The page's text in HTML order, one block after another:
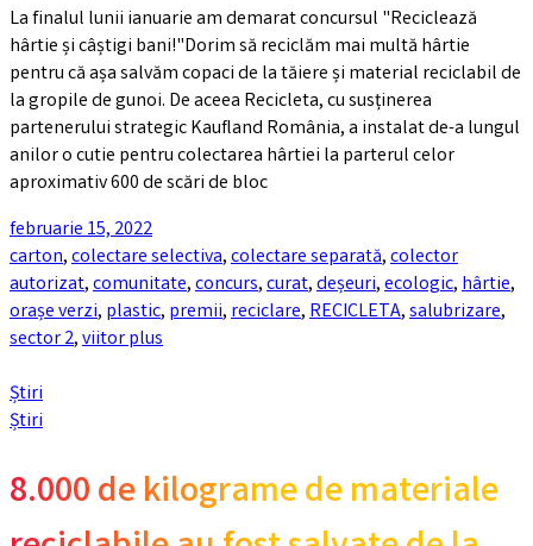
La finalul lunii ianuarie am demarat concursul "Reciclează
hârtie și câștigi bani!"Dorim să reciclăm mai multă hârtie
pentru că așa salvăm copaci de la tăiere și material reciclabil de
la gropile de gunoi. De aceea Recicleta, cu susținerea
partenerului strategic Kaufland România, a instalat de-a lungul
anilor o cutie pentru colectarea hârtiei la parterul celor
aproximativ 600 de scări de bloc
februarie 15, 2022
carton,colectare selectiva,colectare separată,colector
autorizat,comunitate,concurs,curat,deșeuri,ecologic,hârtie,
orașe verzi, plastic, premii,reciclare,RECICLETA,salubrizare,
sector 2,viitor plus
Știri
Știri
8.000 de kilograme de materiale